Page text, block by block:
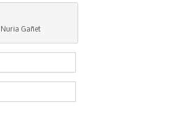
Nuria Gañet